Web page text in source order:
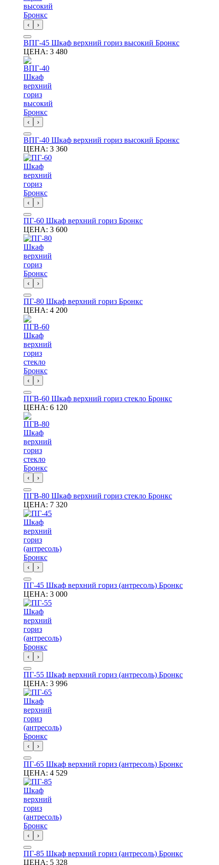
‹ ›
ВПГ-45 Шкаф верхний гориз высокий Бронкс
ЦЕНА: 3 480
‹ ›
ВПГ-40 Шкаф верхний гориз высокий Бронкс
ЦЕНА: 3 360
‹ ›
ПГ-60 Шкаф верхний гориз Бронкс
ЦЕНА: 3 600
‹ ›
ПГ-80 Шкаф верхний гориз Бронкс
ЦЕНА: 4 200
‹ ›
ПГВ-60 Шкаф верхний гориз стекло Бронкс
ЦЕНА: 6 120
‹ ›
ПГВ-80 Шкаф верхний гориз стекло Бронкс
ЦЕНА: 7 320
‹ ›
ПГ-45 Шкаф верхний гориз (антресоль) Бронкс
ЦЕНА: 3 000
‹ ›
ПГ-55 Шкаф верхний гориз (антресоль) Бронкс
ЦЕНА: 3 996
‹ ›
ПГ-65 Шкаф верхний гориз (антресоль) Бронкс
ЦЕНА: 4 529
‹ ›
ПГ-85 Шкаф верхний гориз (антресоль) Бронкс
ЦЕНА: 5 328